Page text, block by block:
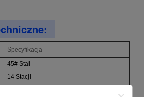
Specyfikacja
45# Stal
14 Stacji